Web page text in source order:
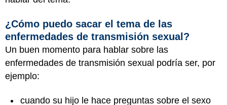
¿Cómo puedo sacar el tema de las
enfermedades de transmisión sexual?
Un buen momento para hablar sobre las
enfermedades de transmisión sexual podría ser, por
ejemplo:
cuando su hijo le hace preguntas sobre el sexo